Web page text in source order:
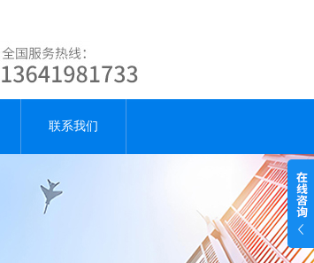
联系我们